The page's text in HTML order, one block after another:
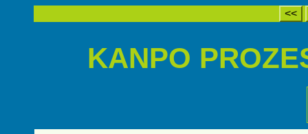
<<
KANPO